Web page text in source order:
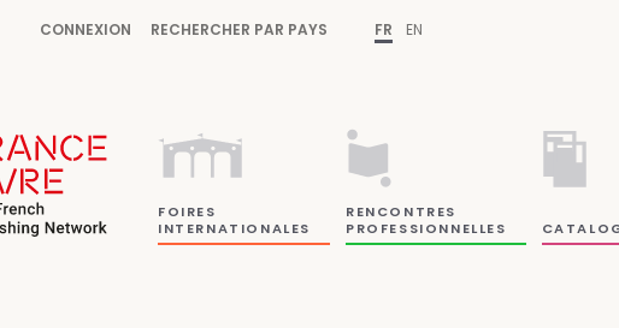
CONNEXION RECHERCHER PAR PAYS FR EN
FOIRES
INTERNATIONALES
RENCONTRES
PROFESSIONNELLES